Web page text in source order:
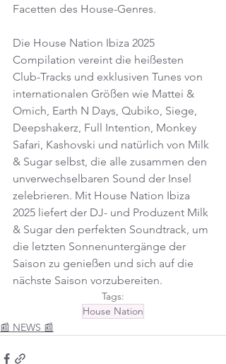
Facetten des House-Genres.
Die House Nation Ibiza 2025
Compilation vereint die heißesten
Club-Tracks und exklusiven Tunes von
internationalen Größen wie Mattei &
Omich, Earth N Days, Qubiko, Siege,
Deepshakerz, Full Intention, Monkey
Safari, Kashovski und natürlich von Milk
& Sugar selbst, die alle zusammen den
unverwechselbaren Sound der Insel
zelebrieren. Mit House Nation Ibiza
2025 liefert der DJ- und Produzent Milk
& Sugar den perfekten Soundtrack, um
die letzten Sonnenuntergänge der
Saison zu genießen und sich auf die
nächste Saison vorzubereiten.
Tags:
House Nation
📰 NEWS 📰